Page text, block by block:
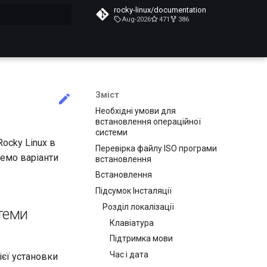
rocky-linux/documentation
Aug-2026 471 386
Зміст
Необхідні умови для
встановлення операційної
системи
Перевірка файлу ISO програми
встановлення
Встановлення
Підсумок Інсталяції
Розділ локалізації
Клавіатура
Підтримка мови
Час і дата
Linux в
варіанти
установки